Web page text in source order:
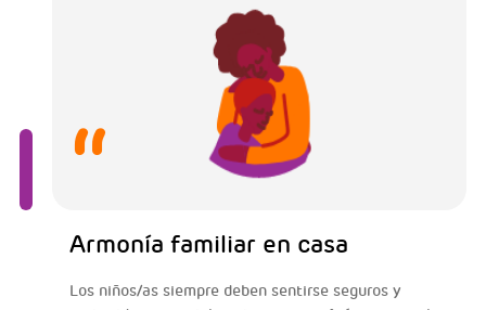
Armonía familiar en casa
Los niños/as siempre deben sentirse seguros y